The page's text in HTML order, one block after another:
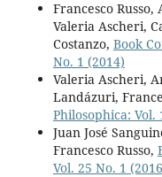
Francesco
Valeria Ascheri,
Costanzo, Book
No. 1 (2014)
Valeria Ascheri,
Landázuri,
Philosophica: Vol.
Juan José
Francesco Russo,
Vol. 25 No. 1